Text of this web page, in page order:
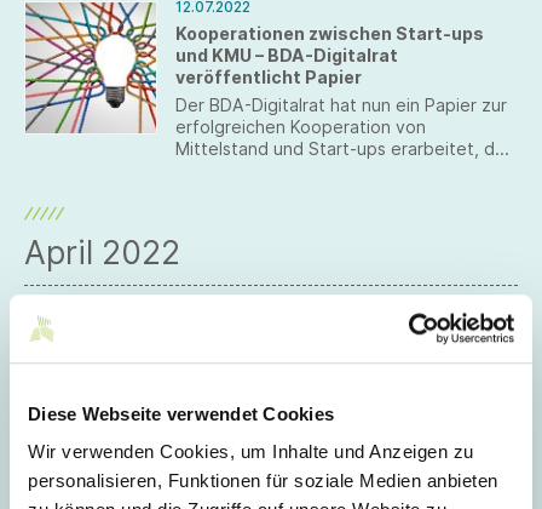
Diese Webseite verwendet Cookies
Wir verwenden Cookies, um Inhalte und Anzeigen zu
personalisieren, Funktionen für soziale Medien anbieten
12.07.2022
Kooperationen zwischen Start-ups
und KMU – BDA-Digitalrat
veröffentlicht Papier
Der BDA-Digitalrat hat nun ein Papier zur
erfolgreichen Kooperation von
Mittelstand und Start-ups erarbeitet, das
April 2022
Der Gesamtverband textil+mode bietet
Techtextil und Texprocess vom 21. bis
präsentieren.
01.04.2022